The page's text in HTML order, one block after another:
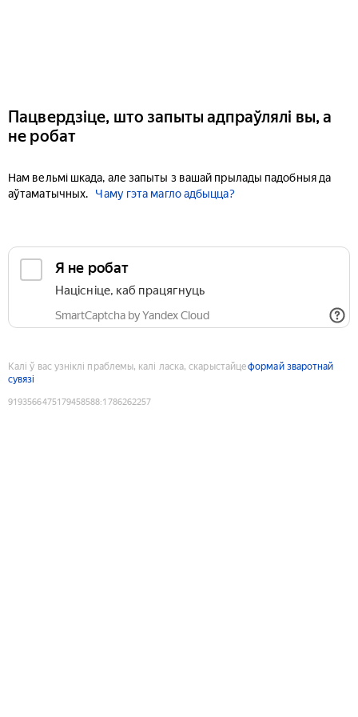
Пацвердзіце, што запыты адпраўлялі вы, а
не робат
Нам вельмі шкада, але запыты з вашай прылады падобныя да
аўтаматычных.
Чаму гэта магло адбыцца?
Я не робат
Націсніце, каб працягнуць
SmartCaptcha by Yandex Cloud
Калі ў вас узніклі праблемы, калі ласка, скарыстайцеформай зваротнай
сувязі
9193566475179458588:1786262257